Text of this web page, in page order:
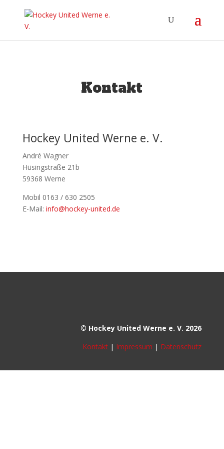
Kontakt
Hockey United Werne e. V.
André Wagner
Hüsingstraße 21b
59368 Werne
Mobil 0163 / 630 2505
E-Mail: info@hockey-united.de
© Hockey United Werne e. V. 2026
Kontakt | Impressum | Datenschutz